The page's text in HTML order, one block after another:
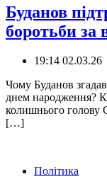
Буданов
боротьби
19:14 02.03.26
Чому Буданов
днем народження?
колишнього
[…]
Політика